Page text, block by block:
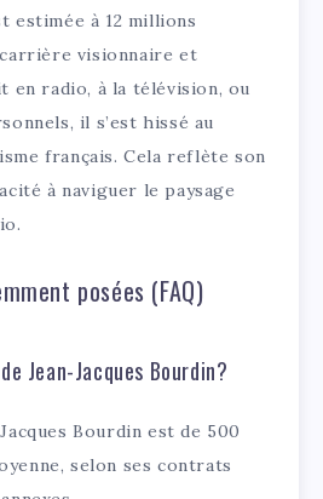
estimée à 12 millions
carrière visionnaire et
en radio, à la télévision, ou
il s’est hissé au
français. Cela reflète son
à naviguer le paysage
posées (FAQ)
Jean-Jacques Bourdin?
Bourdin est de 500
selon ses contrats